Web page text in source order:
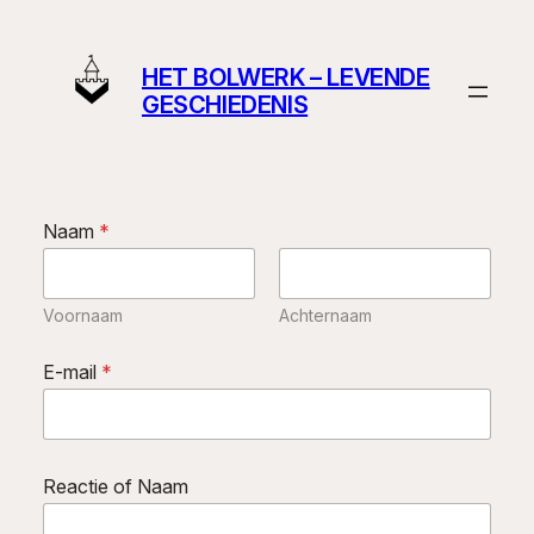
HET BOLWERK – LEVENDE
GESCHIEDENIS
Naam *
Voornaam Achternaam
E-mail *
Reactie of Naam